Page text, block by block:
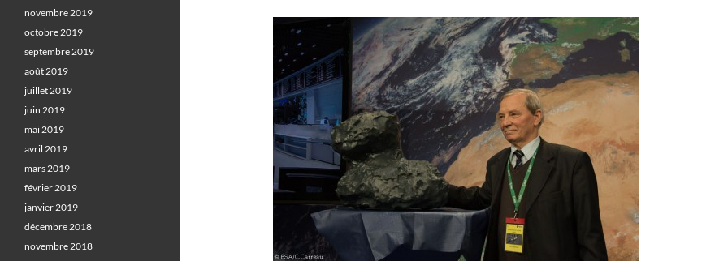
novembre 2019
octobre 2019
septembre 2019
août 2019
juillet 2019
juin 2019
mai 2019
avril 2019
mars 2019
février 2019
janvier 2019
décembre 2018
novembre 2018